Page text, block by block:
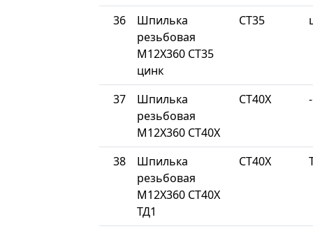
36
Шпилька
резьбовая
М12Х360 СТ35
цинк
СТ35
37
Шпилька
резьбовая
М12Х360 СТ40Х
СТ40Х -
38
Шпилька
резьбовая
М12Х360 СТ40Х
ТД1
СТ40Х